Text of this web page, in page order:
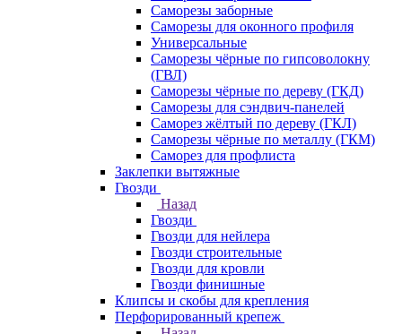
Саморезы заборные
Саморезы для оконного профиля
Универсальные
Саморезы чёрные по гипсоволокну
(ГВЛ)
Саморезы чёрные по дереву (ГКД)
Саморезы для сэндвич-панелей
Саморез жёлтый по дереву (ГКЛ)
Саморезы чёрные по металлу (ГКМ)
Саморез для профлиста
Заклепки вытяжные
Гвозди
Назад
Гвозди
Гвозди для нейлера
Гвозди строительные
Гвозди для кровли
Гвозди финишные
Клипсы и скобы для крепления
Перфорированный крепеж